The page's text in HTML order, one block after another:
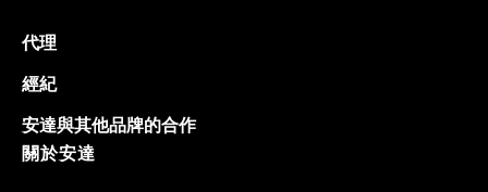
代理
經紀
安達與其他品牌的合作
關於安達